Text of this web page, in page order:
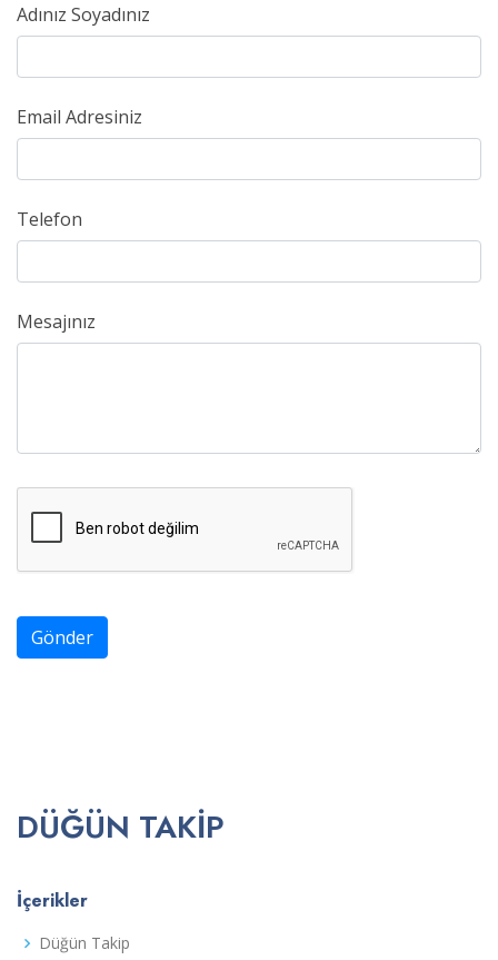
Adınız Soyadınız
Email Adresiniz
Telefon
Mesajınız
Gönder
DÜĞÜN TAKIP
İçerikler
Düğün Takip